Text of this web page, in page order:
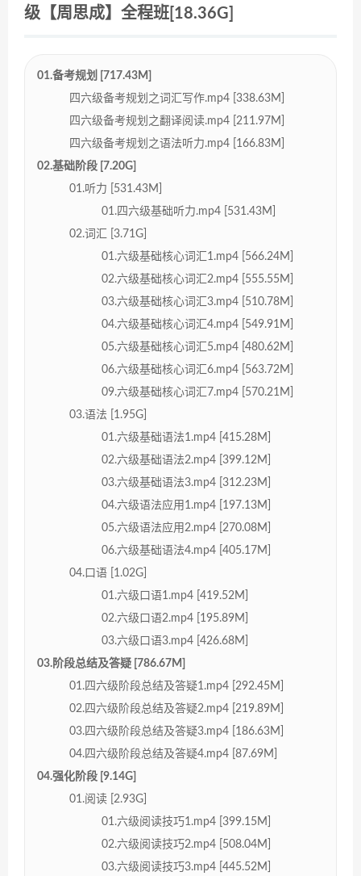
级【周思成】全程班[18.36G]
01.备考规划 [717.43M]
四六级备考规划之词汇写作.mp4 [338.63M]
四六级备考规划之翻译阅读.mp4 [211.97M]
四六级备考规划之语法听力.mp4 [166.83M]
02.基础阶段 [7.20G]
01.听力 [531.43M]
01.四六级基础听力.mp4 [531.43M]
02.词汇 [3.71G]
01.六级基础核心词汇1.mp4 [566.24M]
02.六级基础核心词汇2.mp4 [555.55M]
03.六级基础核心词汇3.mp4 [510.78M]
04.六级基础核心词汇4.mp4 [549.91M]
05.六级基础核心词汇5.mp4 [480.62M]
06.六级基础核心词汇6.mp4 [563.72M]
09.六级基础核心词汇7.mp4 [570.21M]
03.语法 [1.95G]
01.六级基础语法1.mp4 [415.28M]
02.六级基础语法2.mp4 [399.12M]
03.六级基础语法3.mp4 [312.23M]
04.六级语法应用1.mp4 [197.13M]
05.六级语法应用2.mp4 [270.08M]
06.六级基础语法4.mp4 [405.17M]
04.口语 [1.02G]
01.六级口语1.mp4 [419.52M]
02.六级口语2.mp4 [195.89M]
03.六级口语3.mp4 [426.68M]
03.阶段总结及答疑 [786.67M]
01.四六级阶段总结及答疑1.mp4 [292.45M]
02.四六级阶段总结及答疑2.mp4 [219.89M]
03.四六级阶段总结及答疑3.mp4 [186.63M]
04.四六级阶段总结及答疑4.mp4 [87.69M]
04.强化阶段 [9.14G]
01.阅读 [2.93G]
01.六级阅读技巧1.mp4 [399.15M]
02.六级阅读技巧2.mp4 [508.04M]
03.六级阅读技巧3.mp4 [445.52M]